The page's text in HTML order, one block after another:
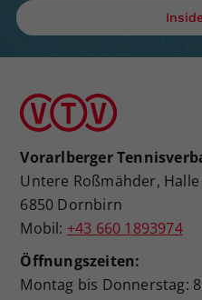
Vorarlberger
Untere Roßmähder, Halle
6850 Dornbirn
Mobil: +43 660 1893974
Öffnungszeiten:
Montag bis Donnerstag: